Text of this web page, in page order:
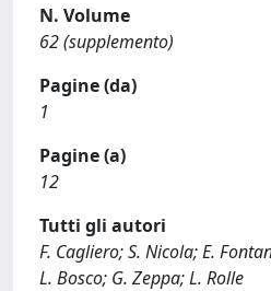
N. Volume
62 (supplemento)
Pagine (da)
1
Pagine (a)
12
Tutti gli autori
F. Cagliero; S. Nicola; E.
L. Bosco; G. Zeppa; L. Rolle